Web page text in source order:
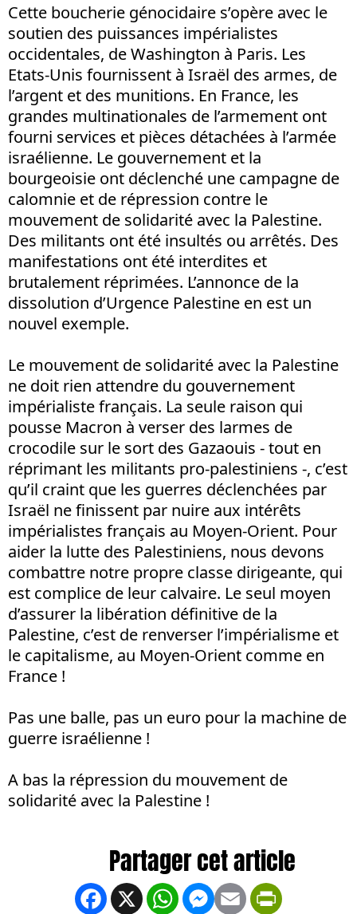
Cette boucherie génocidaire s’opère avec le
soutien des puissances impérialistes
occidentales, de Washington à Paris. Les
Etats-Unis fournissent à Israël des armes, de
l’argent et des munitions. En France, les
grandes multinationales de l’armement ont
fourni services et pièces détachées à l’armée
israélienne. Le gouvernement et la
bourgeoisie ont déclenché une campagne de
calomnie et de répression contre le
mouvement de solidarité avec la Palestine.
Des militants ont été insultés ou arrêtés. Des
manifestations ont été interdites et
brutalement réprimées. L’annonce de la
dissolution d’Urgence Palestine en est un
nouvel exemple.
Le mouvement de solidarité avec la Palestine
ne doit rien attendre du gouvernement
impérialiste français. La seule raison qui
pousse Macron à verser des larmes de
crocodile sur le sort des Gazaouis - tout en
réprimant les militants pro-palestiniens -, c’est
qu’il craint que les guerres déclenchées par
Israël ne finissent par nuire aux intérêts
impérialistes français au Moyen-Orient. Pour
aider la lutte des Palestiniens, nous devons
combattre notre propre classe dirigeante, qui
est complice de leur calvaire. Le seul moyen
d’assurer la libération définitive de la
Palestine, c’est de renverser l’impérialisme et
le capitalisme, au Moyen-Orient comme en
France !
Pas une balle, pas un euro pour la machine de
guerre israélienne !
A bas la répression du mouvement de
solidarité avec la Palestine !
Facebook
X WhatsApp
Messenger
Email